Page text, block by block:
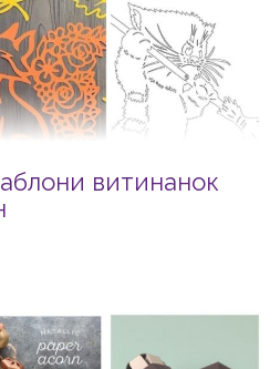
витинанок